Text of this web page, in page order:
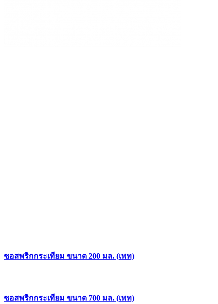
ซอสพริกกระเทียม ขนาด 200 มล. (เพท)
ซอสพริกกระเทียม ขนาด 700 มล. (เพท)